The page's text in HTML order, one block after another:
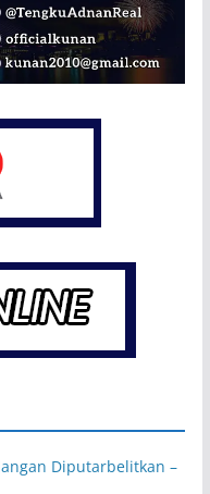
Diputarbelitkan –